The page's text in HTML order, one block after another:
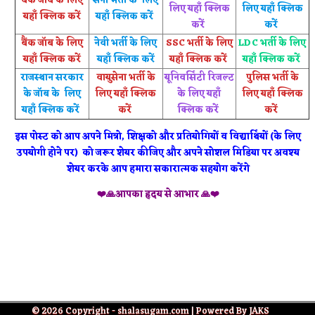
यहाँ क्लिक करें
यहाँ क्लिक करें
लिए यहाँ क्लिक
करें
लिए यहाँ क्लिक
करें
बैंक जॉब के लिए
यहाँ क्लिक करें
नेवी भर्ती के लिए
यहाँ क्लिक करें
SSC भर्ती के लिए
यहाँ क्लिक करें
LDC भर्ती के लिए
यहाँ क्लिक करें
राजस्थान सरकार
के जॉब के लिए
यहाँ क्लिक करें
वायुसेना भर्ती के
लिए यहाँ क्लिक
करें
यूनिवर्सिटी रिजल्ट
के लिए यहाँ
क्लिक करें
पुलिस भर्ती के
लिए यहाँ क्लिक
करें
इस पोस्ट को आप अपने मित्रो, शिक्षको और प्रतियोगियों व विद्यार्थियों (के लिए
उपयोगी होने पर) को जरूर शेयर कीजिए और अपने सोशल मिडिया पर अवश्य
शेयर करके आप हमारा सकारात्मक सहयोग करेंगे
❤️🙏आपका हृदय से आभार 🙏❤️
© 2026 Copyright - shalasugam.com | Powered By JAKS